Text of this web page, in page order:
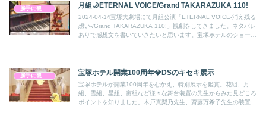
月組🌙ETERNAL VOICE/Grand TAKARAZUKA 110!
2024-04-14宝塚大劇場にて月組公演「ETERNAL VOICE-消え残る
想い-/Grand TAKARAZUKA 110!」観劇をしてきました。ネタバレ
ありで感想文を書いていきたいと思います。宝塚ホテルのショーウ
宝塚ホテル開業100周年💎DSのキセキ展示
宝塚ホテルが開業100周年をむかえ、特別展示を鑑賞。花組、月
組、雪組、星組、宙組など様々な舞台装置の先生からみた見どころ
ポイントを知りました。木戸真梨乃先生、齋藤万希子先生の装置デ